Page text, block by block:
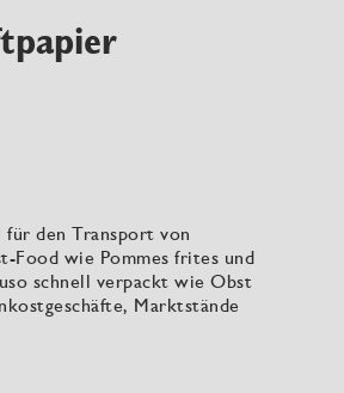
den Transport von
Food wie Pommes frites und
schnell verpackt wie Obst
Marktstände